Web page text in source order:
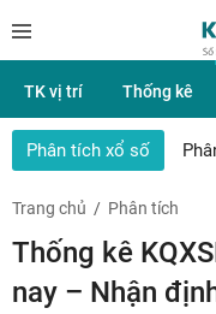
TK vị trí Thống kê
Phân tích xổ số
Trang chủ Phân tích
Thống kê
nay – Nhận